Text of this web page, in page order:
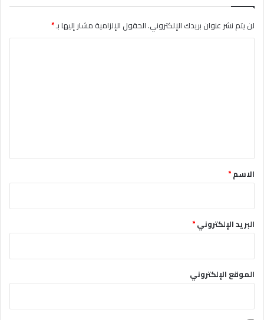
لن يتم نشر عنوان بريدك الإلكتروني.الحقول الإلزامية مشار إليها بـ*
*الاسم*
البريد الإلكتروني*
الموقع الإلكتروني